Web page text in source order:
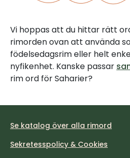
Vi hoppas att du hittar rätt
rimorden ovan att använda
födelsedagsrim eller helt
nyfikenhet. Kanske passar
rim ord för Saharier?
Se katalog över alla rimord
Sekretesspolicy & Cookies